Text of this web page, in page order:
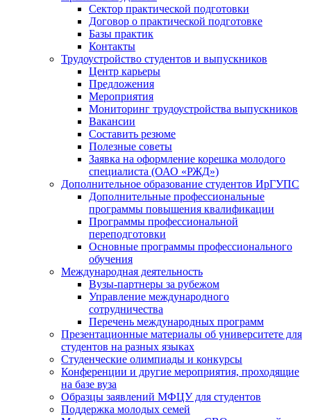
Сектор практической подготовки
Договор о практической подготовке
Базы практик
Контакты
Трудоустройство студентов и выпускников
Центр карьеры
Предложения
Мероприятия
Мониторинг трудоустройства выпускников
Вакансии
Составить резюме
Полезные советы
Заявка на оформление корешка молодого
специалиста (ОАО «РЖД»)
Дополнительное образование студентов ИрГУПС
Дополнительные профессиональные
программы повышения квалификации
Программы профессиональной
переподготовки
Основные программы профессионального
обучения
Международная деятельность
Вузы-партнеры за рубежом
Управление международного
сотрудничества
Перечень международных программ
Презентационные материалы об университете для
студентов на разных языках
Студенческие олимпиады и конкурсы
Конференции и другие мероприятия, проходящие
на базе вуза
Образцы заявлений МФЦУ для студентов
Поддержка молодых семей